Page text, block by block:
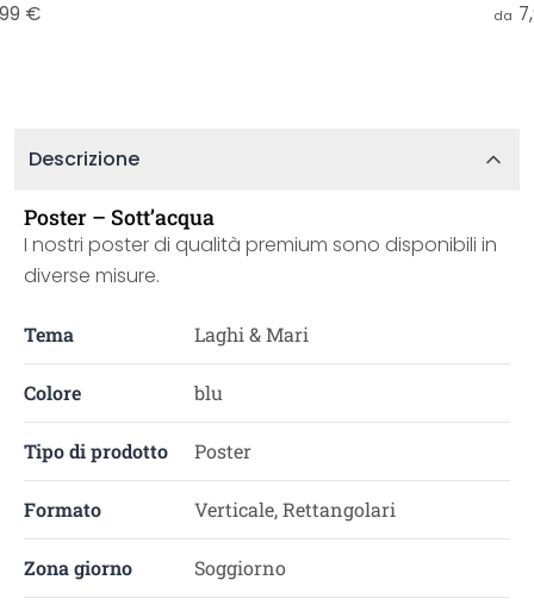
€
da
Descrizione
Poster – Sott’acqua
I nostri poster di qualità premium sono disponibili in
diverse misure.
Tema Laghi & Mari
Colore blu
Tipo di prodotto Poster
Formato Verticale, Rettangolari
Zona giorno Soggiorno